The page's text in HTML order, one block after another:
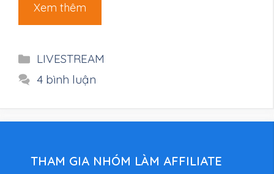
Xem thêm
Danh
mục
LIVESTREAM
4 bình luận
THAM GIA NHÓM LÀM AFFILIATE